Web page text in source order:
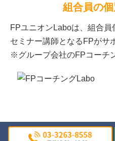
組合員の
FPユニオンLaboは、組合
セミナー講師となるFPがサ
※グループ会社のFPコーチ